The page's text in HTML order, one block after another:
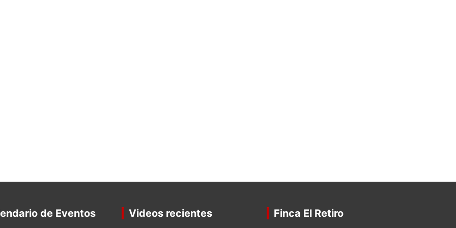
de Eventos Videos recientes Finca El Retiro